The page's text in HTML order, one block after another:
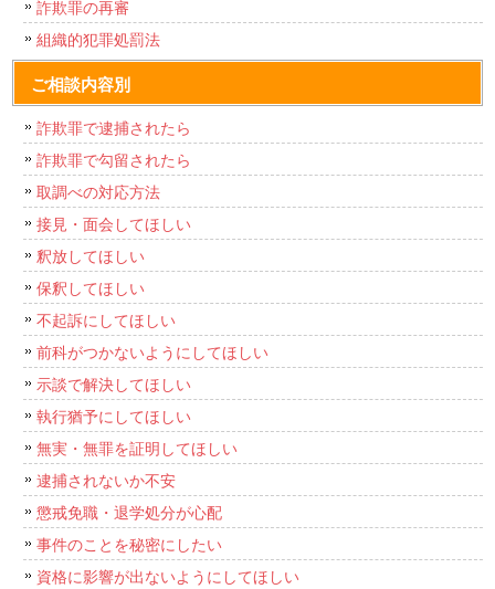
詐欺罪の再審
組織的犯罪処罰法
ご相談内容別
詐欺罪で逮捕されたら
詐欺罪で勾留されたら
取調べの対応方法
接見・面会してほしい
釈放してほしい
保釈してほしい
不起訴にしてほしい
前科がつかないようにしてほしい
示談で解決してほしい
執行猶予にしてほしい
無実・無罪を証明してほしい
逮捕されないか不安
懲戒免職・退学処分が心配
事件のことを秘密にしたい
資格に影響が出ないようにしてほしい